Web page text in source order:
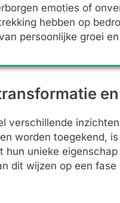
emoties of
hebben op
persoonlijke groei
verschillende
worden toegekend,
unieke
dit wijzen op een